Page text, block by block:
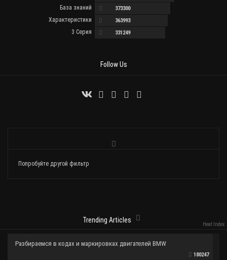
База знаний 373300
Характеристики 363993
3 Серия 331249
Follow Us
Попробуйте другой фильтр
Trending Articles
Heat Index
Разбираемся в кодах и маркировках двигателей BMW
180247